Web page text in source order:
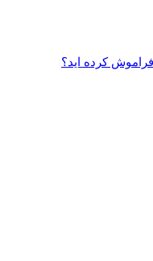
کرده اید؟